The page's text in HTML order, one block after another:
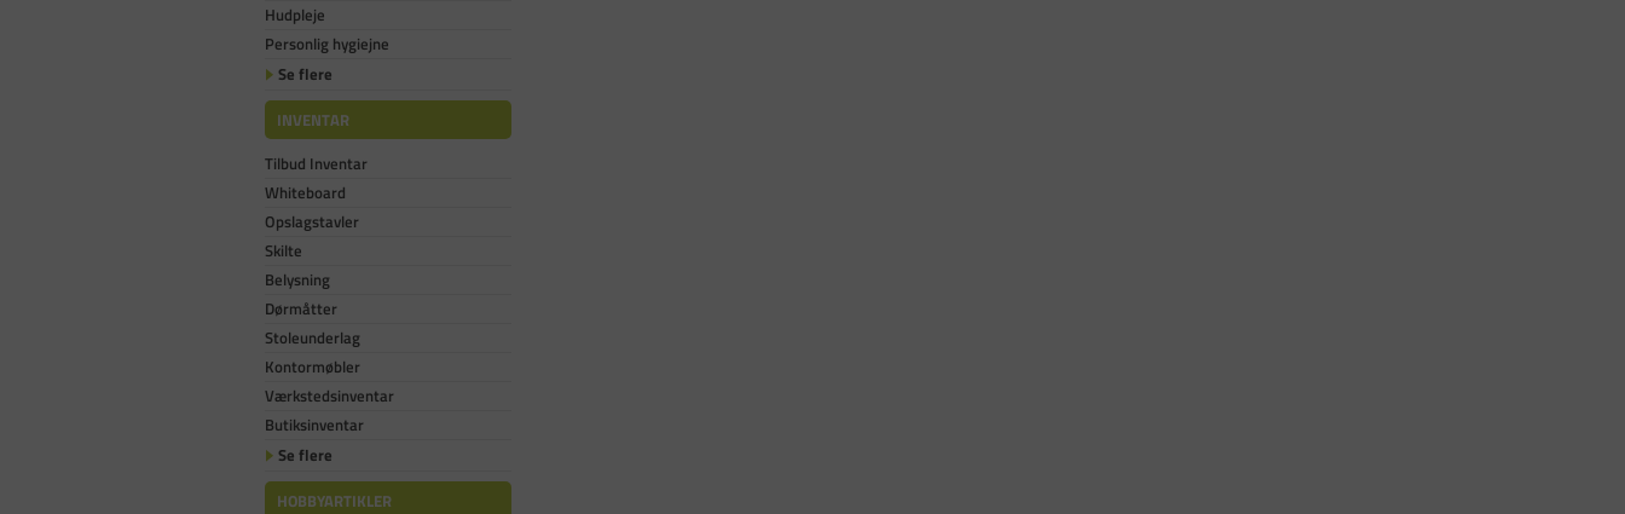
Hudpleje
Personlig hygiejne
Se flere
INVENTAR
Tilbud Inventar
Whiteboard
Opslagstavler
Skilte
Belysning
Dørmåtter
Stoleunderlag
Kontormøbler
Værkstedsinventar
Butiksinventar
Se flere
HOBBYARTIKLER